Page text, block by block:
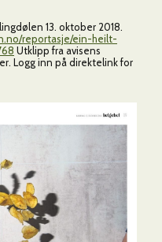
13. oktober 2018.
reportasje/ein-heilt-
Utklipp fra avisens
Logg inn på direktelink for